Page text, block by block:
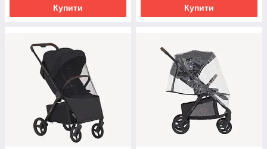
Купити Купити